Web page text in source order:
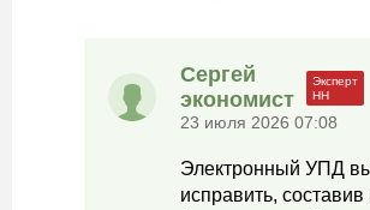
Сергей
экономист
23 июля 2026 07:08
Электронный УПД
исправить,